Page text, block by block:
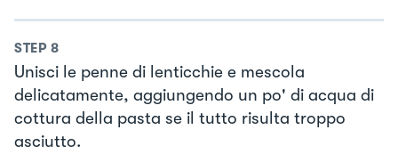
STEP 8
Unisci le penne di lenticchie e mescola
delicatamente, aggiungendo un po' di acqua di
cottura della pasta se il tutto risulta troppo
asciutto.